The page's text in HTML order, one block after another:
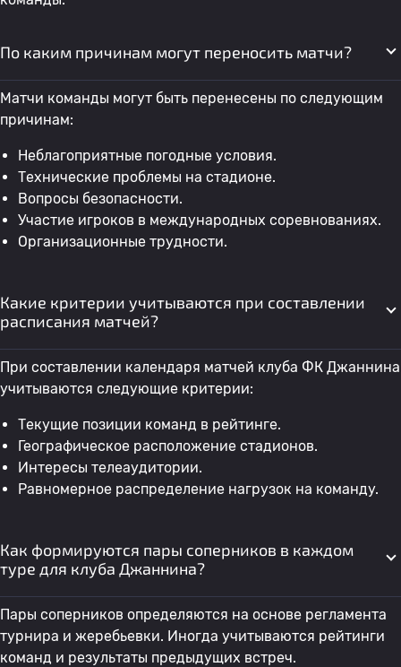
По каким причинам могут переносить матчи?
Матчи команды могут быть перенесены по следующим
причинам:
Неблагоприятные погодные условия.
Технические проблемы на стадионе.
Вопросы безопасности.
Участие игроков в международных соревнованиях.
Организационные трудности.
Какие критерии учитываются при составлении
расписания матчей?
При составлении календаря матчей клуба ФК Джаннина
учитываются следующие критерии:
Текущие позиции команд в рейтинге.
Географическое расположение стадионов.
Интересы телеаудитории.
Равномерное распределение нагрузок на команду.
Как формируются пары соперников в каждом
туре для клуба Джаннина?
Пары соперников определяются на основе регламента
турнира и жеребьевки. Иногда учитываются рейтинги
команд и результаты предыдущих встреч.